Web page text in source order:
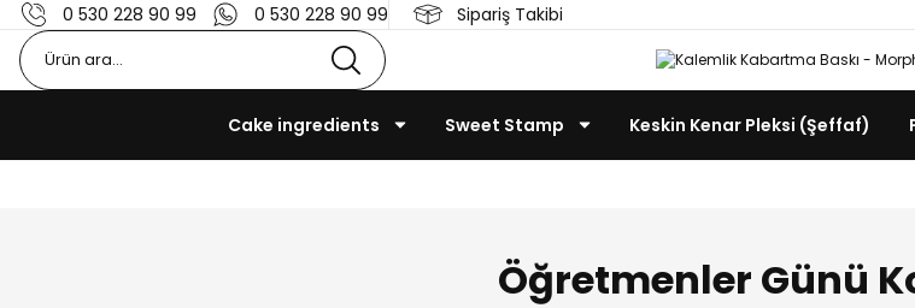
0 530 228 90 99 0 530 228 90 99 Sipariş Takibi
Cake ingredients Sweet Stamp Keskin Kenar Pleksi (Şeffaf)
Öğretmenler Günü